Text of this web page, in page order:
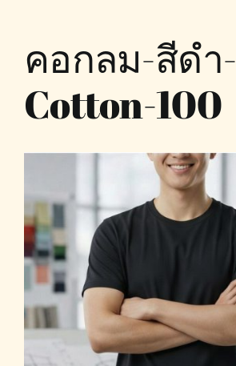
คอกลม-สีดำ-
Cotton-100